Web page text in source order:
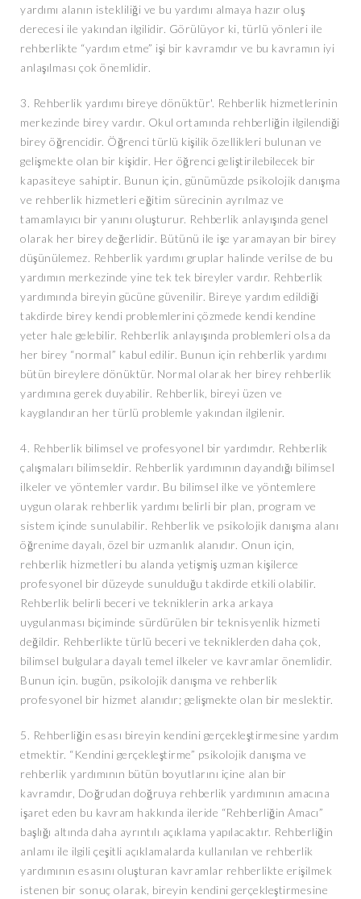
yardımı alanın istekliliği ve bu yardımı almaya hazır oluş
derecesi ile yakından ilgilidir. Görülüyor ki, türlü yönleri ile
rehberlikte “yardım etme” işi bir kavramdır ve bu kavramın iyi
anlaşılması çok önemlidir.
3. Rehberlik yardımı bireye dönüktür'. Rehberlik hizmetlerinin
merkezinde birey vardır. Okul ortamında rehberliğin ilgilendiği
birey öğrencidir. Öğrenci türlü kişilik özellikleri bulunan ve
gelişmekte olan bir kişidir. Her öğrenci geliştirilebilecek bir
kapasiteye sahiptir. Bunun için, günümüzde psikolojik danışma
ve rehberlik hizmetleri eğitim sürecinin ayrılmaz ve
tamamlayıcı bir yanını oluşturur. Rehberlik anlayışında genel
olarak her birey değerlidir. Bütünü ile işe yaramayan bir birey
düşünülemez. Rehberlik yardımı gruplar halinde verilse de bu
yardımın merkezinde yine tek tek bireyler vardır. Rehberlik
yardımında bireyin gücüne güvenilir. Bireye yardım edildiği
takdirde birey kendi problemlerini çözmede kendi kendine
yeter hale gelebilir. Rehberlik anlayışında problemleri olsa da
her birey “normal” kabul edilir. Bunun için rehberlik yardımı
bütün bireylere dönüktür. Normal olarak her birey rehberlik
yardımına gerek duyabilir. Rehberlik, bireyi üzen ve
kaygılandıran her türlü problemle yakından ilgilenir.
4. Rehberlik bilimsel ve profesyonel bir yardımdır. Rehberlik
çalışmaları bilimseldir. Rehberlik yardımının dayandığı bilimsel
ilkeler ve yöntemler vardır. Bu bilimsel ilke ve yöntemlere
uygun olarak rehberlik yardımı belirli bir plan, program ve
sistem içinde sunulabilir. Rehberlik ve psikolojik danışma alanı
öğrenime dayalı, özel bir uzmanlık alanıdır. Onun için,
rehberlik hizmetleri bu alanda yetişmiş uzman kişilerce
profesyonel bir düzeyde sunulduğu takdirde etkili olabilir.
Rehberlik belirli beceri ve tekniklerin arka arkaya
uygulanması biçiminde sürdürülen bir teknisyenlik hizmeti
değildir. Rehberlikte türlü beceri ve tekniklerden daha çok,
bilimsel bulgulara dayalı temel ilkeler ve kavramlar önemlidir.
Bunun için. bugün, psikolojik danışma ve rehberlik
profesyonel bir hizmet alanıdır; gelişmekte olan bir meslektir.
5. Rehberliğin esası bireyin kendini gerçekleştirmesine yardım
etmektir. “Kendini gerçekleştirme” psikolojik danışma ve
rehberlik yardımının bütün boyutlarını içine alan bir
kavramdır, Doğrudan doğruya rehberlik yardımının amacına
işaret eden bu kavram hakkında ileride “Rehberliğin Amacı”
başlığı altında daha ayrıntılı açıklama yapılacaktır. Rehberliğin
anlamı ile ilgili çeşitli açıklamalarda kullanılan ve rehberlik
yardımının esasını oluşturan kavramlar rehberlikte erişilmek
istenen bir sonuç olarak, bireyin kendini gerçekleştirmesine